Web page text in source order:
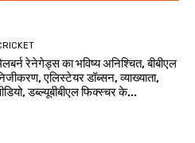
रेनेगेड्स का भविष्य अनिश्चित, बीबीएल
एलिस्टेयर डॉब्सन, व्याख्याता,
डब्ल्यूबीबीएल फिक्स्चर के...